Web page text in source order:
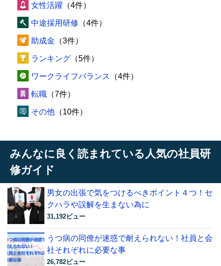
女性活躍 （4件）
中途採用研修 （4件）
助成金 （3件）
ランキング （5件）
ワークライフバランス （4件）
転職 （7件）
その他 （10件）
みんなに良く読まれている人気の社員研
修ガイド
男女の出張で気をつけるべきポイント４つ！セ
クハラや誤解を生まない為に
31,192ビュー
うつ病の同僚が迷惑で耐えられない！社員と会
社それぞれに必要な事
26,782ビュー